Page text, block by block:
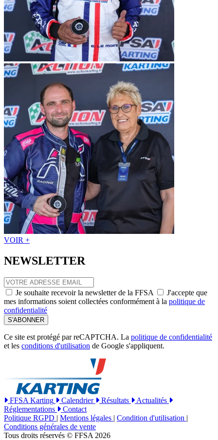
VOIR +
NEWSLETTER
Je souhaite recevoir la newsletter de la FFSA
J'accepte que
mes informations soient collectées conformément à la politique de
confidentialité
S'ABONNER
Ce site est protégé par reCAPTCHA. La politique de confidentialité
et les conditions d'utilisation de Google s'appliquent.
FFSA Karting Calendrier Résultats
Actualités
Réglementations
Contact
Politique RGPD | Mentions légales | Condition d'utilisation |
Conditions générales de vente
Tous droits réservés © FFSA 2026